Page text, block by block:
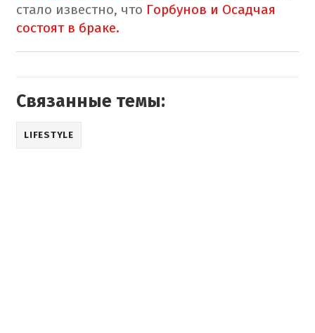
стало известно, что Горбунов и Осадчая
состоят в браке.
Связанные темы:
LIFESTYLE